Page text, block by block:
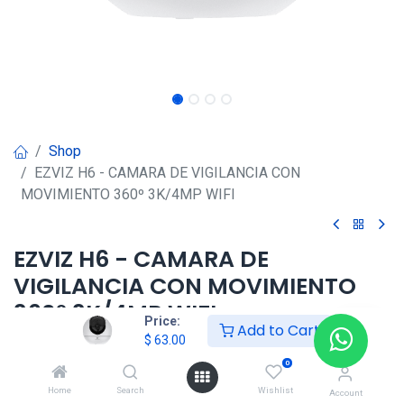
Price:
$ 63.00 Add to Cart
Home Search
0
Wishlist Account
Shop
EZVIZ H6 - CAMARA DE VIGILANCIA CON
MOVIMIENTO 360º 3K/4MP WIFI
EZVIZ H6 - CAMARA DE
VIGILANCIA CON MOVIMIENTO
360º 3K/4MP WIFI